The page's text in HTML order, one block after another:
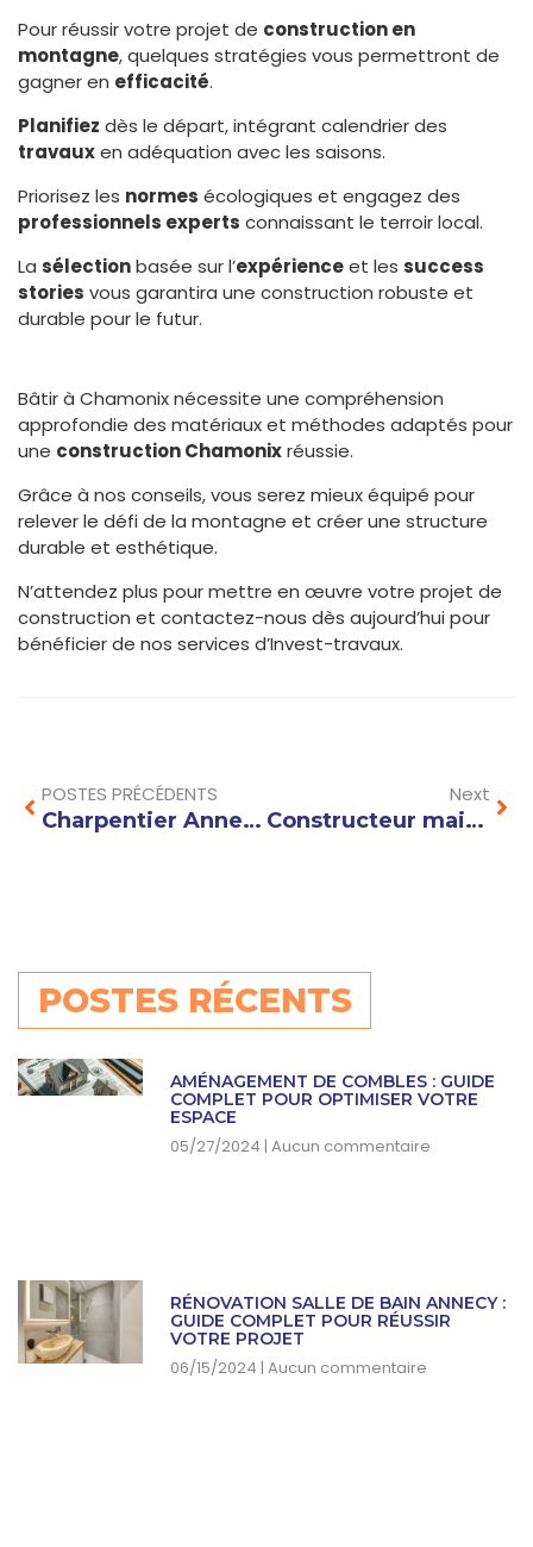
Pour réussir votre projet de construction en
montagne, quelques stratégies vous permettront de
gagner en efficacité.
Planifiez dès le départ, intégrant calendrier des
travauxen adéquation avec les saisons.
Priorisez les normes écologiques et engagez des
professionnels experts connaissant le terroir local.
La sélectionbasée sur l’expérienceet les success
stories vous garantira une construction robuste et
durable pour le futur.
Bâtir à Chamonix nécessite une compréhension
approfondie des matériaux et méthodes adaptés pour
une construction Chamonixréussie.
Grâce à nos conseils, vous serez mieux équipé pour
relever le défi de la montagne et créer une structure
durable et esthétique.
N’attendez plus pour mettre en œuvre votre projet de
construction et contactez-nous dès aujourd’hui pour
bénéficier de nos services d’Invest-travaux.
POSTES PRÉCÉDENTS
Charpentier Annecy : comment choisir le bon professionnel pour vos travaux de toiture ?
Next
Constructeur maison Annecy : comment optimiser l’orientation et l’agencement de votre future habitation
POSTES RÉCENTS
AMÉNAGEMENT DE COMBLES : GUIDE
COMPLET POUR OPTIMISER VOTRE
ESPACE
05/27/2024 Aucun commentaire
RÉNOVATION SALLE DE BAIN ANNECY :
GUIDE COMPLET POUR RÉUSSIR
VOTRE PROJET
06/15/2024 Aucun commentaire